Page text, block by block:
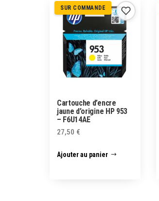
SUR COMMANDE
Cartouche d’encre
jaune d’origine HP 953
– F6U14AE
27,50 €
Ajouter au panier